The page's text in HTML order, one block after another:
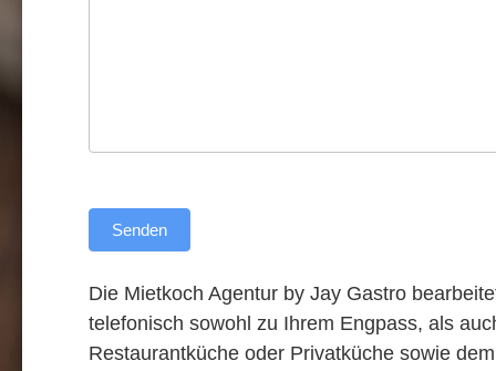
Senden
Die Mietkoch Agentur by Jay Gastro
telefonisch sowohl zu Ihrem Engpass, als
Restaurantküche oder Privatküche sowie